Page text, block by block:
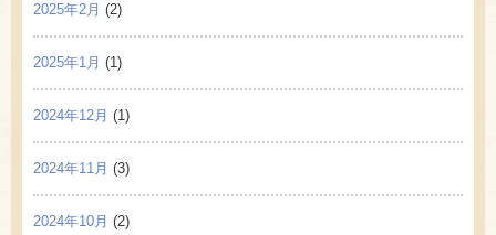
2025年2月 (2)
2025年1月 (1)
2024年12月 (1)
2024年11月 (3)
2024年10月 (2)